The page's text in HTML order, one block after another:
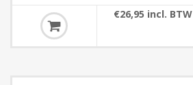
€26,95 incl. BTW